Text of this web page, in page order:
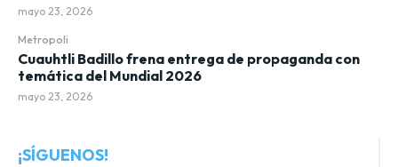
mayo 23, 2026
Metropoli
Cuauhtli Badillo frena entrega de propaganda con
temática del Mundial 2026
mayo 23, 2026
¡SÍGUENOS!